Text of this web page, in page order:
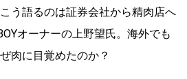
う語るのは証券会社から精肉店へ
オーナーの上野望氏。海外でも
肉に目覚めたのか？